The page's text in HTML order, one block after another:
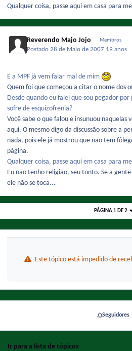
Qualquer coisa, passe aqui em casa para
Reverendo Majo Jojo Membros
Postado28 de Maio de 2007 19 anos
E a MPF já vem falar mal de mim
Quem foi que começou a citar o nome dos
Desde quando eu falei que sou pegador
sofre de esquizofrenia?
Você sabe o que falou e insunuou naquelas
aqui. O mesmo digo da discussão sobre a
nada, pois ele já mostrou que não tem
página.
Qualquer coisa, passe aqui em casa para
Eu não tenho religião, seu tonto. Se a
ele não se toca...
PÁGINA 1 DE 2
Este tópico está impedido de
Seguidores
Ir para a lista de tópicos